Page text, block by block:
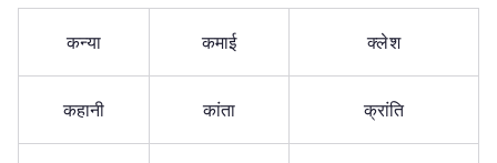
कन्या कमाई क्लेश
कहानी कांता क्रांति